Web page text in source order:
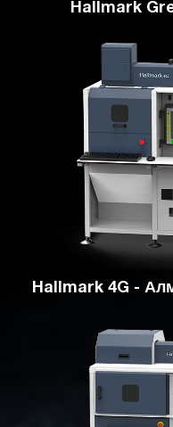
Hallmark
Hallmark 4G -